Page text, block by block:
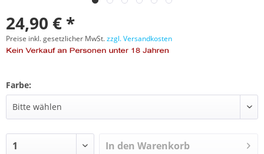
24,90 € *
Preise inkl. gesetzlicher MwSt.zzgl. Versandkosten
Farbe:
In den Warenkorb